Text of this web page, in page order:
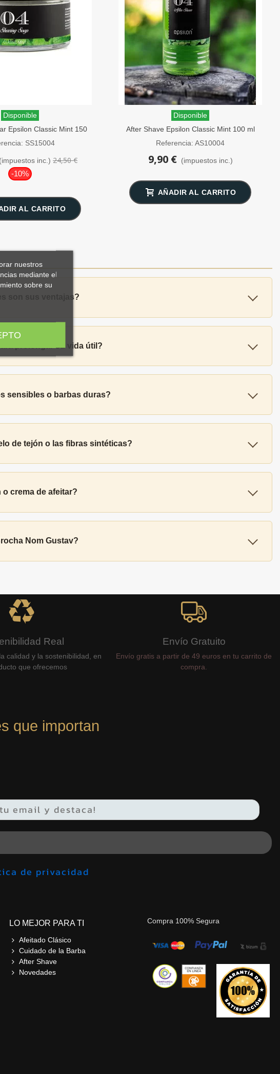
Disponible
Epsilon Classic Mint 150
SS15004
(impuestos inc.) 24,50 €
-10%
AL CARRITO
Disponible
After Shave Epsilon Classic Mint 100 ml
Referencia: AS10004
9,90 € (impuestos inc.)
AÑADIR AL CARRITO
son sus ventajas?
prolongar su vida útil?
sensibles o barbas duras?
de tejón o las fibras sintéticas?
crema de afeitar?
Nom Gustav?
nuestros
mediante el
sobre su
Real
calidad y la sostenibilidad, en
que ofrecemos
Envío Gratuito
Envío gratis a partir de 49 euros en tu carrito de
compra.
que importan
y la política de privacidad
LO MEJOR PARA TI
Afeitado Clásico
Cuidado de la Barba
After Shave
Novedades
Compra 100% Segura